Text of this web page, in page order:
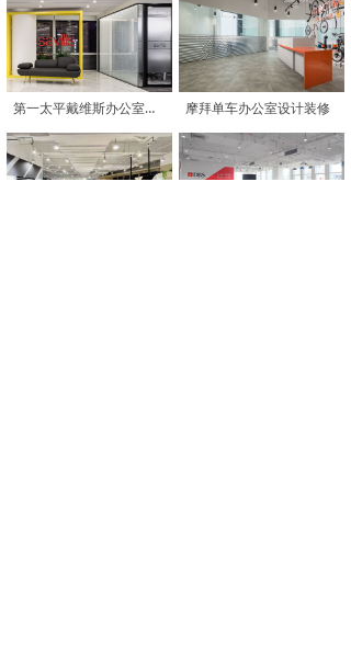
第一太平戴维斯办公室设计装修 摩拜单车办公室设计装修